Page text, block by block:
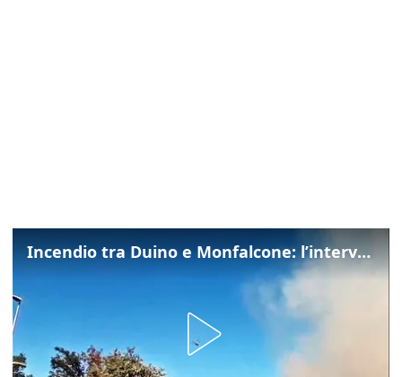
Incendio tra Duino e Monfalcone: l’intervento dei vigili del fuoco